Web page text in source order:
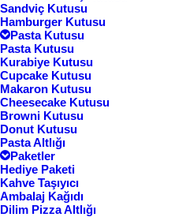
Sandviç Kutusu
Hamburger Kutusu
Pasta Kutusu
Pasta Kutusu
Kurabiye Kutusu
Cupcake Kutusu
Makaron Kutusu
Cheesecake Kutusu
Browni Kutusu
Donut Kutusu
Pasta Altlığı
Paketler
Hediye Paketi
Kahve Taşıyıcı
Ambalaj Kağıdı
Dilim Pizza Altlığı